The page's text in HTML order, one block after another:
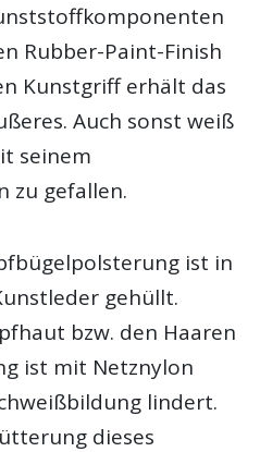
Rubber-Paint-Finish
Kunstgriff erhält das
Auch sonst weiß
seinem
zu gefallen.
ist in
gehüllt.
bzw. den Haaren
ist mit Netznylon
lindert.
dieses